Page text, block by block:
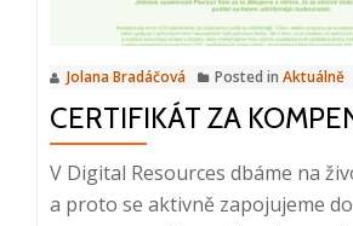
Jolana Bradáčová Posted in Aktuálně
CERTIFIKÁT ZA
V Digital Resources dbáme na
a proto se aktivně zapojujeme